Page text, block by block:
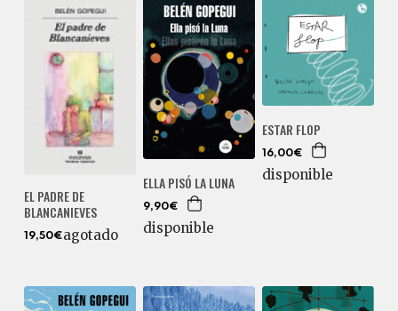
EL PADRE DE
BLANCANIEVES
19,50€agotado
ELLA PISÓ LA LUNA
9,90€
disponible
ESTAR FLOP
16,00€
disponible